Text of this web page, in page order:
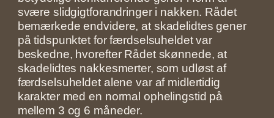
svære slidgigtforandringer i nakken. Rådet
bemærkede endvidere, at skadelidtes gener
på tidspunktet for færdselsuheldet var
beskedne, hvorefter Rådet skønnede, at
skadelidtes nakkesmerter, som udløst af
færdselsuheldet alene var af midlertidig
karakter med en normal ophelingstid på
mellem 3 og 6 måneder.